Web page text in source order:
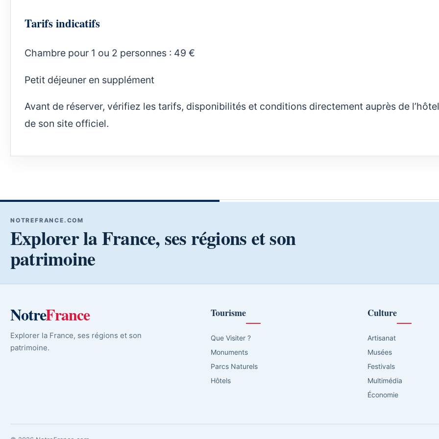
Tarifs indicatifs
Chambre pour 1 ou 2 personnes : 49 €
Petit déjeuner en supplément
Avant de réserver, vérifiez les tarifs, disponibilités et conditions directement auprès de
de son site officiel.
NOTREFRANCE.COM
Explorer la France, ses régions et son
patrimoine
NotreFrance
Explorer la France, ses régions et son
patrimoine.
Tourisme
Que Visiter ?
Monuments
Parcs Naturels
Hôtels
Culture
Artisanat
Musées
Festivals
Multimédia
Économie